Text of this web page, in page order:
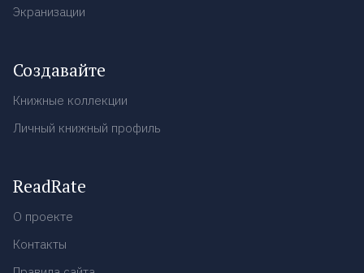
Экранизации
Создавайте
Книжные коллекции
Личный книжный профиль
ReadRate
О проекте
Контакты